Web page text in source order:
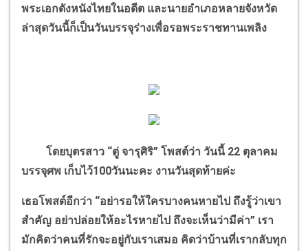
พระเอกดังหนังไทยในอดีต และนายอำเภอหลายจังหวัด
ล่าสุดวันนี้ก็เป็นวันบรรจุร่างเพื่อรอพระราชทานเพลิง
โดยบุตรสาว “ตู่ จารุศิริ” โพสต์ว่า วันนี้ 22 ตุลาคม
บรรจุศพ เก็บไว้100วันนะคะ งานวันสุดท้ายค่ะ
เธอโพสต์อีกว่า “อย่ารอให้ใครบางคนหายไป ถึงรู้ว่าเขา
สำคัญ อย่าปล่อยให้อะไรหายไป ถึงจะเห็นว่ามีค่า” เรา
มักคิดว่าคนที่รักจะอยู่กับเราเสมอ คิดว่าบ้านที่เรากลับทุก